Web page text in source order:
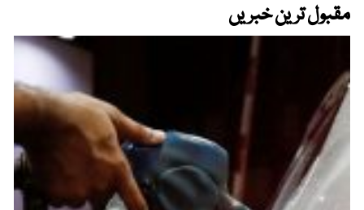
مقبول ترین خبریں